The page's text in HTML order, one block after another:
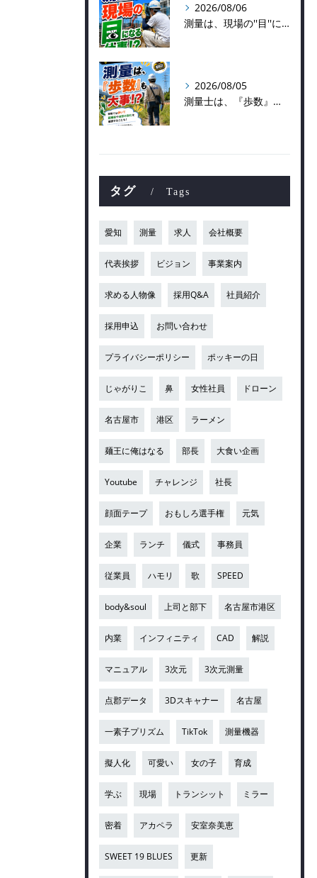
2026/08/06
測量は、現場の''目''になる仕事！？
2026/08/05
測量士は、『歩数』も大事！？
タグ Tags
愛知 測量 求人 会社概要
代表挨拶 ビジョン 事業案内
求める人物像 採用Q&A 社員紹介
採用申込 お問い合わせ
プライバシーポリシー ポッキーの日
じゃがりこ 鼻 女性社員 ドローン
名古屋市 港区 ラーメン
麺王に俺はなる 部長 大食い企画
Youtube チャレンジ 社長
顔面テープ おもしろ選手権 元気
企業 ランチ 儀式 事務員
従業員 ハモリ 歌 SPEED
body&soul 上司と部下 名古屋市港区
内業 インフィニティ CAD 解説
マニュアル 3次元 3次元測量
点郡データ 3Dスキャナー 名古屋
一素子プリズム TikTok 測量機器
擬人化 可愛い 女の子 育成
学ぶ 現場 トランシット ミラー
密着 アカペラ 安室奈美恵
SWEET 19 BLUES 更新